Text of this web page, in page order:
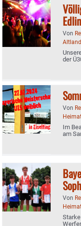
Von
der
Von
Im
am
Von